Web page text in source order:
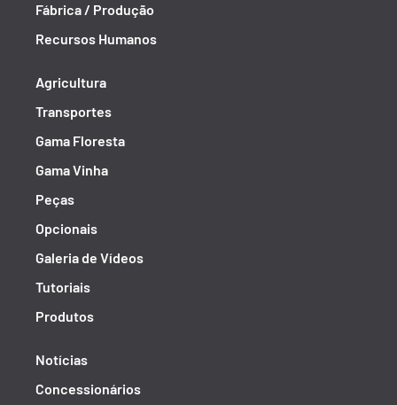
Fábrica / Produção
Recursos Humanos
Agricultura
Transportes
Gama Floresta
Gama Vinha
Peças
Opcionais
Galeria de Vídeos
Tutoriais
Produtos
Notícias
Concessionários